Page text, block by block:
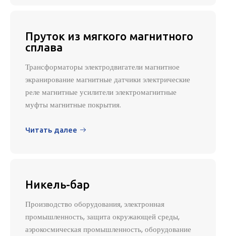
Пруток из мягкого магнитного
сплава
Трансформаторы электродвигатели магнитное
экранирование магнитные датчики электрические
реле магнитные усилители электромагнитные
муфты магнитные покрытия.
Читать далее 
Никель-бар
Производство оборудования, электронная
промышленность, защита окружающей среды,
аэрокосмическая промышленность, оборудование